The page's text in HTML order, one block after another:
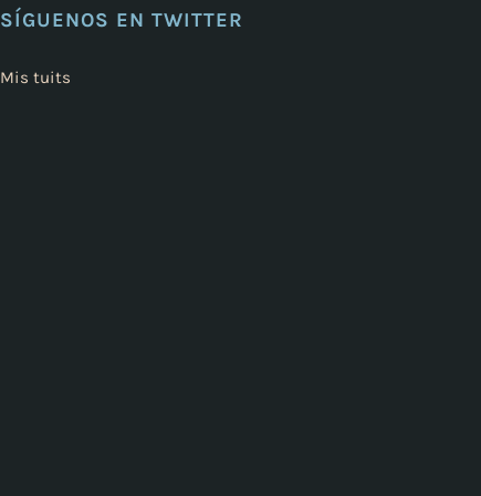
SÍGUENOS EN TWITTER
Mis tuits